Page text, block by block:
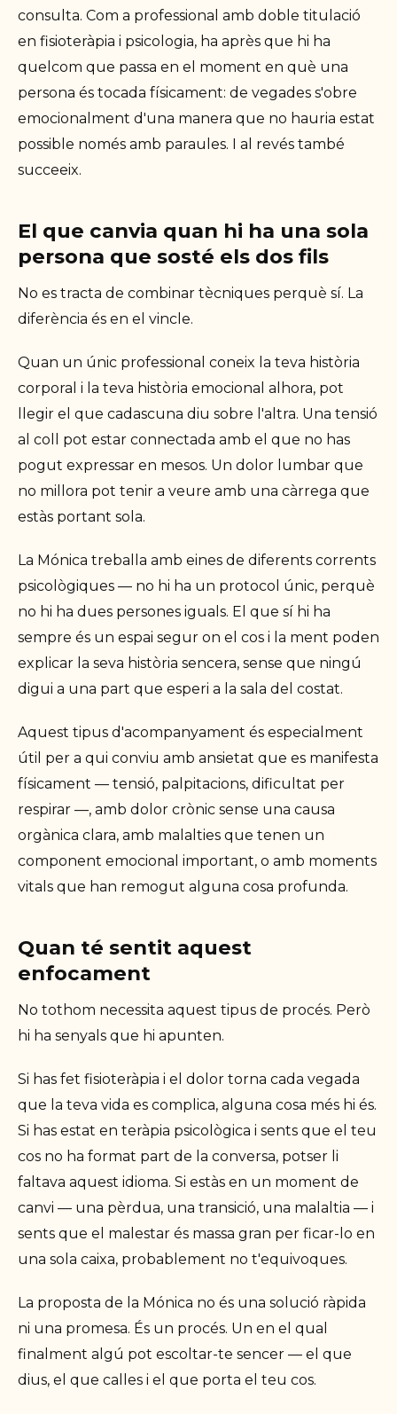
consulta. Com a professional amb doble titulació
en fisioteràpia i psicologia, ha après que hi ha
quelcom que passa en el moment en què una
persona és tocada físicament: de vegades s'obre
emocionalment d'una manera que no hauria estat
possible només amb paraules. I al revés també
succeeix.
El que canvia quan hi ha una sola
persona que sosté els dos fils
No es tracta de combinar tècniques perquè sí. La
diferència és en el vincle.
Quan un únic professional coneix la teva història
corporal i la teva història emocional alhora, pot
llegir el que cadascuna diu sobre l'altra. Una tensió
al coll pot estar connectada amb el que no has
pogut expressar en mesos. Un dolor lumbar que
no millora pot tenir a veure amb una càrrega que
estàs portant sola.
La Mónica treballa amb eines de diferents corrents
psicològiques — no hi ha un protocol únic, perquè
no hi ha dues persones iguals. El que sí hi ha
sempre és un espai segur on el cos i la ment poden
explicar la seva història sencera, sense que ningú
digui a una part que esperi a la sala del costat.
Aquest tipus d'acompanyament és especialment
útil per a qui conviu amb ansietat que es manifesta
físicament — tensió, palpitacions, dificultat per
respirar —, amb dolor crònic sense una causa
orgànica clara, amb malalties que tenen un
component emocional important, o amb moments
vitals que han remogut alguna cosa profunda.
Quan té sentit aquest
enfocament
No tothom necessita aquest tipus de procés. Però
hi ha senyals que hi apunten.
Si has fet fisioteràpia i el dolor torna cada vegada
que la teva vida es complica, alguna cosa més hi és.
Si has estat en teràpia psicològica i sents que el teu
cos no ha format part de la conversa, potser li
faltava aquest idioma. Si estàs en un moment de
canvi — una pèrdua, una transició, una malaltia — i
sents que el malestar és massa gran per ficar-lo en
una sola caixa, probablement no t'equivoques.
La proposta de la Mónica no és una solució ràpida
ni una promesa. És un procés. Un en el qual
finalment algú pot escoltar-te sencer — el que
dius, el que calles i el que porta el teu cos.